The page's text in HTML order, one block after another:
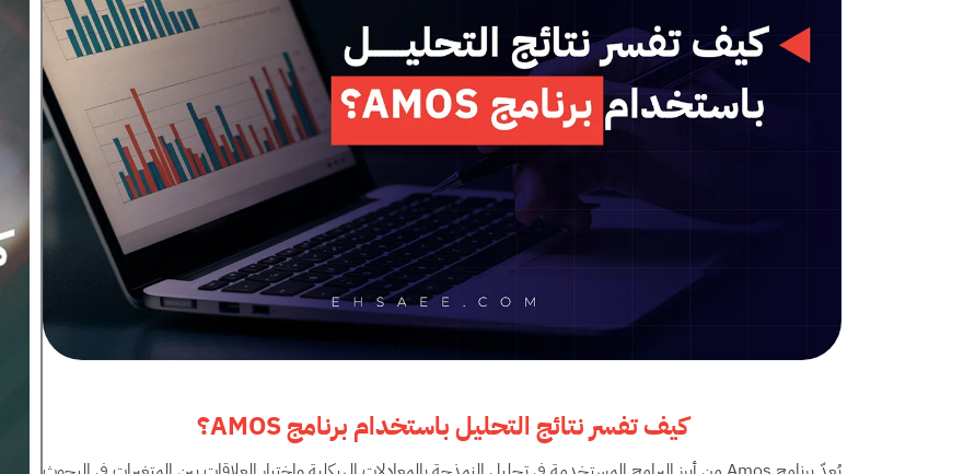
كيف تفسر نتائج التحليل باستخدام برنامجAMOS ؟